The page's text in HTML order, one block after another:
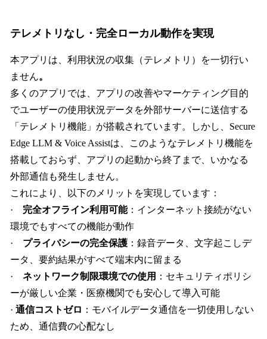
テレメトリなし・完全ローカル動作を実現
本アプリは、利用状況の収集（テレメトリ）を一切行い
ません。
多くのアプリでは、アプリの改善やマーケティング目的
でユーザーの使用状況データを外部サーバーに送信する
「テレメトリ機能」が搭載されています。しかし、Secure
Edge LLM & Voice Assistは、このようなテレメトリ機能を
搭載しておらず、アプリの起動から終了まで、いかなる
外部通信も発生しません。
これにより、以下のメリットを実現しています：
· 完全オフライン利用可能：インターネット接続がない
環境でもすべての機能が動作
· プライバシーの完全保護 ：録音データ、文字起こしデ
ータ、要約結果がすべて端末内に留まる
· ネットワーク制限環境での使用 ：セキュリティポリシ
ーが厳しい企業・医療機関でも安心して導入可能
· 通信コストゼロ ：モバイルデータ通信を一切使用しない
ため、通信費の心配なし